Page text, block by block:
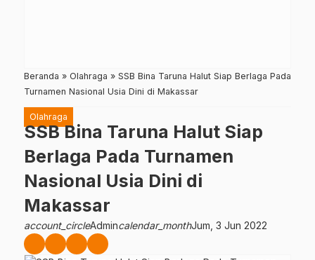
Beranda » Olahraga » SSB Bina Taruna Halut Siap Berlaga Pada
Turnamen Nasional Usia Dini di Makassar
Olahraga
SSB Bina Taruna Halut Siap
Berlaga Pada Turnamen
Nasional Usia Dini di
Makassar
account_circleAdmincalendar_monthJum, 3 Jun 2022